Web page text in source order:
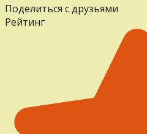
Поделиться с друзьями
Рейтинг